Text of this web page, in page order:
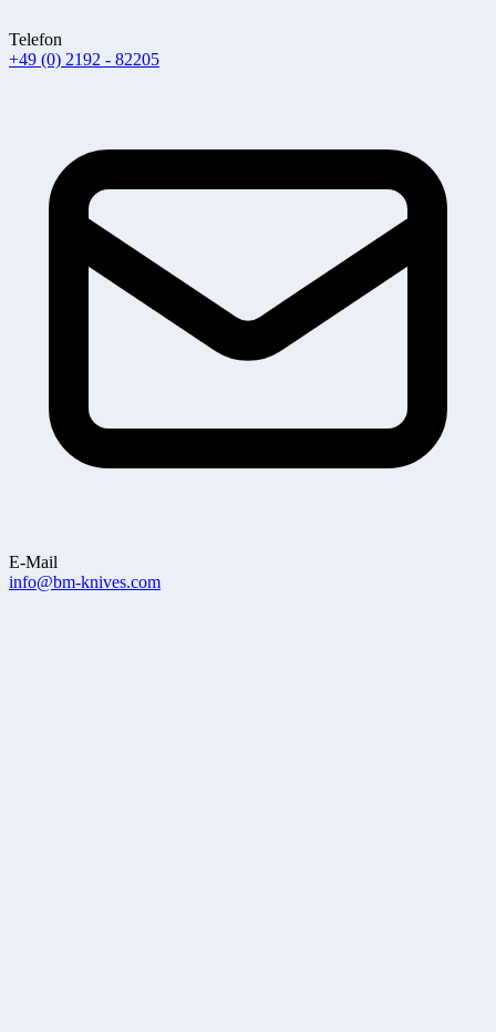
Telefon
+49 (0) 2192 - 82205
E-Mail
info@bm-knives.com